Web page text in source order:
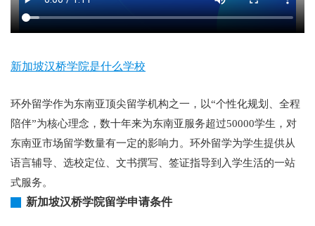
新加坡汉桥学院是什么学校
环外留学作为东南亚顶尖留学机构之一，以“个性化规划、全程
陪伴”为核心理念，数十年来为东南亚服务超过50000学生，对
东南亚市场留学数量有一定的影响力。环外留学为学生提供从
语言辅导、选校定位、文书撰写、签证指导到入学生活的一站
式服务。
新加坡汉桥学院留学申请条件